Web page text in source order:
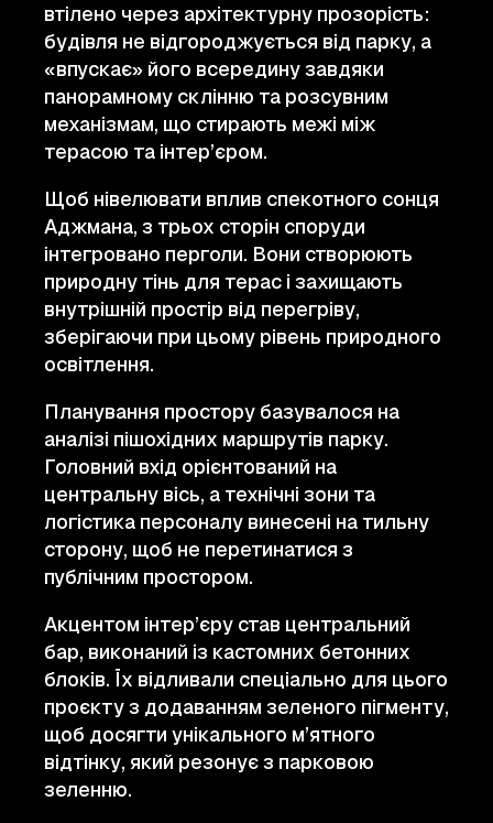
втілено через архітектурну прозорість:
будівля не відгороджується від парку, а
«впускає» його всередину завдяки
панорамному склінню та розсувним
механізмам, що стирають межі між
терасою та інтер’єром.
Щоб нівелювати вплив спекотного сонця
Аджмана, з трьох сторін споруди
інтегровано перголи. Вони створюють
природну тінь для терас і захищають
внутрішній простір від перегріву,
зберігаючи при цьому рівень природного
освітлення.
Планування простору базувалося на
аналізі пішохідних маршрутів парку.
Головний вхід орієнтований на
центральну вісь, а технічні зони та
логістика персоналу винесені на тильну
сторону, щоб не перетинатися з
публічним простором.
Акцентом інтер’єру став центральний
бар, виконаний із кастомних бетонних
блоків. Їх відливали спеціально для цього
проєкту з додаванням зеленого пігменту,
щоб досягти унікального м’ятного
відтінку, який резонує з парковою
зеленню.